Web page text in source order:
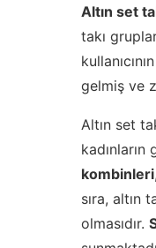
Altın set
takı
gelmiş ve
Altın set
kombinleri
sıra, altın
olmasıdır.